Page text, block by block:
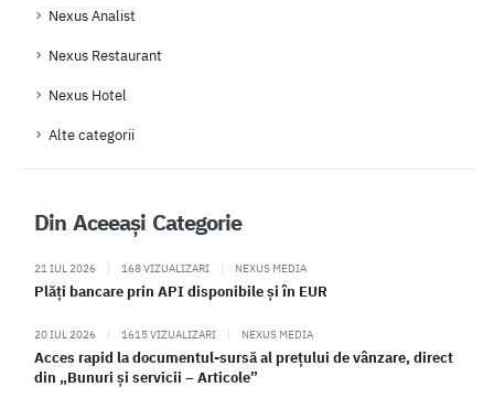
Nexus Analist
Nexus Restaurant
Nexus Hotel
Alte categorii
Din Aceeași Categorie
21 IUL 2026 | 168 VIZUALIZARI | NEXUS MEDIA
Plăți bancare prin API disponibile și în EUR
20 IUL 2026 | 1615 VIZUALIZARI | NEXUS MEDIA
Acces rapid la documentul-sursă al prețului de vânzare, direct
din „Bunuri și servicii – Articole”